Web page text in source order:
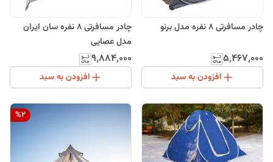
چادر مسافرتی 8 نفره مدل برنو
۵٬۴۶۷٬۰۰۰
افزودن به سبد
چادر مسافرتی 8 نفره سان ایران
مدل عصایی
۹٬۸۸۴٬۰۰۰
افزودن به سبد
%2